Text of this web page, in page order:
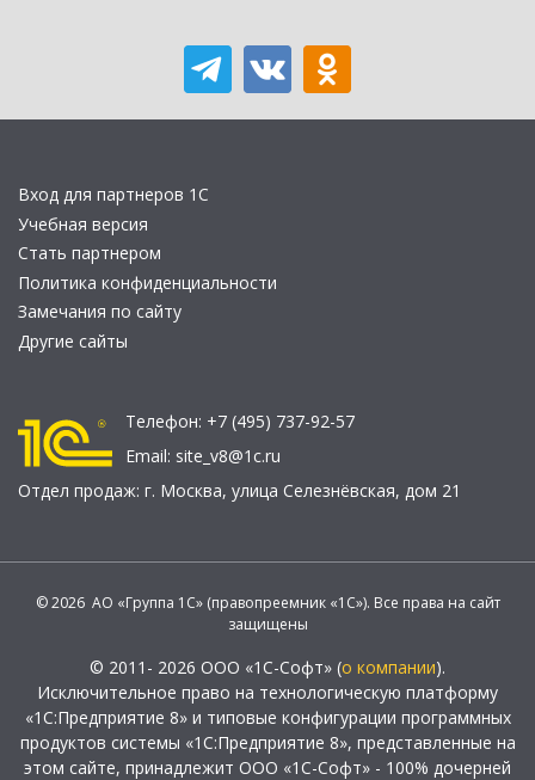
Вход для партнеров 1С
Учебная версия
Стать партнером
Политика конфиденциальности
Замечания по сайту
Другие сайты
Телефон: +7 (495) 737-92-57
Email: site_v8@1c.ru
Отдел продаж: г. Москва, улица Селезнёвская, дом 21
© 2026 АО «Группа 1С» (правопреемник «1С»). Все права на сайт
защищены
© 2011- 2026 ООО «1С-Софт» (о компании).
Исключительное право на технологическую платформу
«1С:Предприятие 8» и типовые конфигурации программных
продуктов системы «1С:Предприятие 8», представленные на
этом сайте, принадлежит ООО «1С-Софт» - 100% дочерней